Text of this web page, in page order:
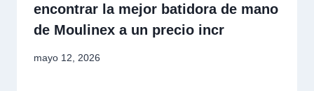
encontrar la mejor batidora de mano
de Moulinex a un precio incr
mayo 12, 2026